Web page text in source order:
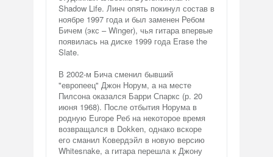
Shadow Life. Линч опять покинул состав в
ноябре 1997 года и был заменен Ребом
Бичем (экс – Winger), чья гитара впервые
появилась на диске 1999 года Erase the
Slate.
В 2002-м Бича сменил бывший
"европеец" Джон Норум, а на месте
Пилсона оказался Барри Спаркс (р. 20
июня 1968). После отбытия Норума в
родную Europe Реб на некоторое время
возвращался в Dokken, однако вскоре
его сманил Ковердэйл в новую версию
Whitesnake, а гитара перешла к Джону